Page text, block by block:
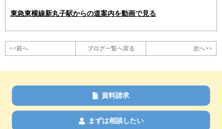
東急東横線新丸子駅からの道案内を動画で見る
<<前へ ブログ一覧へ戻る 次へ>>
資料請求
まずは相談したい